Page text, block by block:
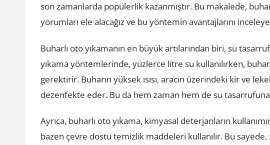
son zamanlarda popülerlik kazanmıştır. Bu makalede,
yorumları ele alacağız ve bu yöntemin avantajlarını
Buharlı oto yıkamanın en büyük artılarından biri, su
yıkama yöntemlerinde, yüzlerce litre su kullanılırken,
gerektirir. Buharın yüksek ısısı, aracın üzerindeki kir ve
dezenfekte eder. Bu da hem zaman hem de su tasarrufuna
Ayrıca, buharlı oto yıkama, kimyasal deterjanların
bazen çevre dostu temizlik maddeleri kullanılır. Bu sayede,